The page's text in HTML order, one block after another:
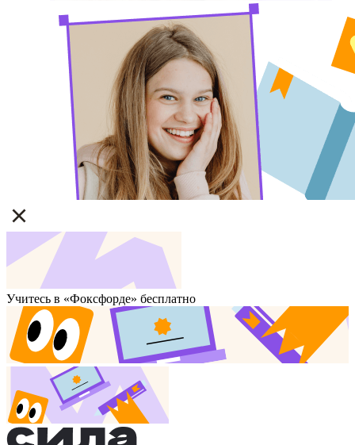
Учитесь в «Фоксфорде» бесплатно